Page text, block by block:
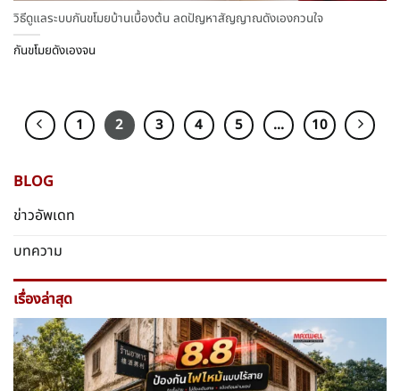
วิธีดูแลระบบกันขโมยบ้านเบื้องต้น ลดปัญหาสัญญาณดังเองกวนใจ
กันขโมยดังเองจน
1 2 3 4 5 … 10
BLOG
ข่าวอัพเดท
บทความ
เรื่องล่าสุด